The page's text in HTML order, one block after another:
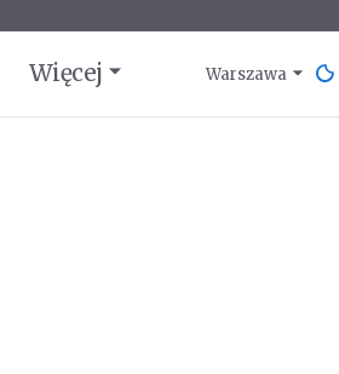
Więcej Warszawa